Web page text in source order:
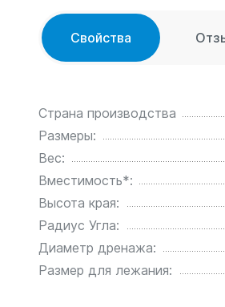
Свойства
Страна производства
Размеры:
Вес:
Вместимость*:
Высота края:
Радиус Угла:
Диаметр дренажа:
Размер для лежания: